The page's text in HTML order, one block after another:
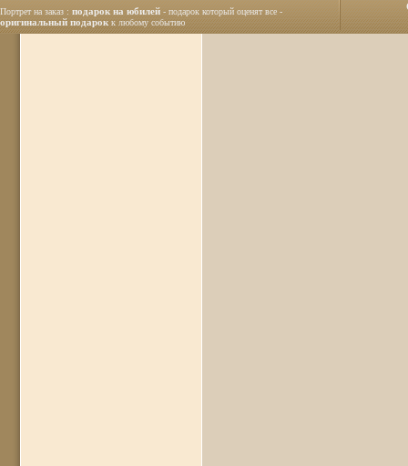
Портрет на заказ : подарок на юбилей - подарок который оценят все -
оригинальный подарокк любому событию